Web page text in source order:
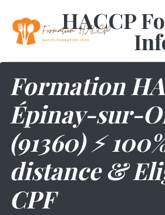
HACCP
Formation
Épinay-sur-
(91360) ⚡
distance &
CPF